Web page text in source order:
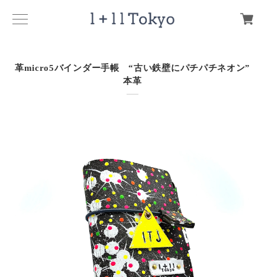
革micro5バインダー手帳 “古い鉄壁にパチパチネオン”
本革